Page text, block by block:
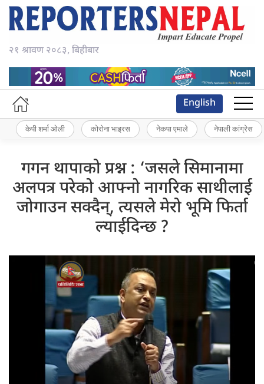
२१ श्रावण २०८३, बिहीबार
English
केपी शर्मा ओली कोरोना भाइरस नेकपा एमाले नेपाली कांग्रेस
गगन थापाको प्रश्न : ‘जसले सिमानामा
अलपत्र परेको आफ्नो नागरिक साथीलाई
जोगाउन सक्दैन्, त्यसले मेरो भूमि फिर्ता
ल्याईदिन्छ ?